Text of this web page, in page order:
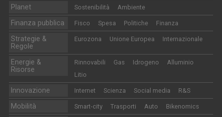
Planet Sostenibilità Ambiente
Finanza pubblica Fisco Spesa Politiche Finanza
Strategie &
Regole
Eurozona Unione Europea Internazionale
Energie &
Risorse
Rinnovabili Gas Idrogeno
Alluminio
Litio
Innovazione Internet Scienza Social media R&S
Mobilità Smart-city Trasporti Auto Bikenomics